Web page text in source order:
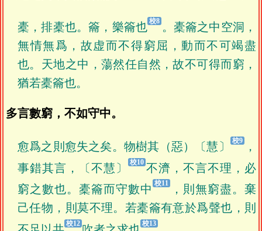
橐，排橐也。籥，樂籥也
。橐籥之中空洞，
無情無爲，故虚而不得窮屈，動而不可竭盡
也。天地之中，蕩然任自然，故不可得而窮，
猶若橐籥也。
多言數窮，不如守中。
愈爲之則愈失之矣。物樹其（惡）〔慧〕
，
事錯其言，〔不慧〕
不濟，不言不理，必
窮之數也。橐籥而守數中
，則無窮盡。棄
己任物，則莫不理。若橐籥有意於爲聲也，則